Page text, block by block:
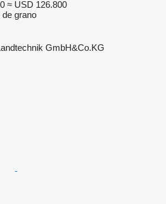
≈ USD 126.800
grano
GmbH&Co.KG